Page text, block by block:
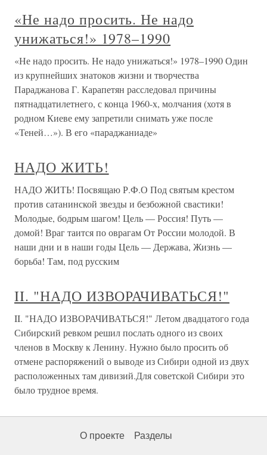
«Не надо просить. Не надо
унижаться!» 1978–1990
«Не надо просить. Не надо унижаться!» 1978–1990 Один
из крупнейших знатоков жизни и творчества
Параджанова Г. Карапетян расследовал причины
пятнадцатилетнего, с конца 1960-х, молчания (хотя в
родном Киеве ему запретили снимать уже после
«Теней…»). В его «параджаниаде»
НАДО ЖИТЬ!
НАДО ЖИТЬ! Посвящаю Р.Ф.О Под святым крестом
против сатанинской звезды и безбожной свастики!
Молодые, бодрым шагом! Цель — Россия! Путь —
домой! Враг таится по оврагам От России молодой. В
наши дни и в наши годы Цель — Держава, Жизнь —
борьба! Там, под русским
II. "НАДО ИЗВОРАЧИВАТЬСЯ!"
II. "НАДО ИЗВОРАЧИВАТЬСЯ!" Летом двадцатого года
Сибирский ревком решил послать одного из своих
членов в Москву к Ленину. Нужно было просить об
отмене распоряжений о выводе из Сибири одной из двух
расположенных там дивизий.Для советской Сибири это
было трудное время.
О проекте Разделы